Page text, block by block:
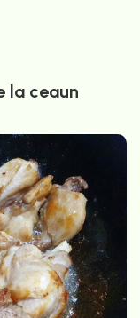
la ceaun